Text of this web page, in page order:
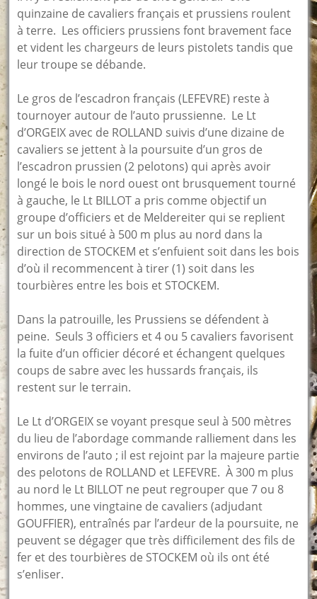
quinzaine de cavaliers français et prussiens roulent
à terre. Les officiers prussiens font bravement face
et vident les chargeurs de leurs pistolets tandis que
leur troupe se débande.
Le gros de l’escadron français (LEFEVRE) reste à
tournoyer autour de l’auto prussienne. Le Lt
d’ORGEIX avec de ROLLAND suivis d’une dizaine de
cavaliers se jettent à la poursuite d’un gros de
l’escadron prussien (2 pelotons) qui après avoir
longé le bois le nord ouest ont brusquement tourné
à gauche, le Lt BILLOT a pris comme objectif un
groupe d’officiers et de Meldereiter qui se replient
sur un bois situé à 500 m plus au nord dans la
direction de STOCKEM et s’enfuient soit dans les bois
d’où il recommencent à tirer (1) soit dans les
tourbières entre les bois et STOCKEM.
Dans la patrouille, les Prussiens se défendent à
peine. Seuls 3 officiers et 4 ou 5 cavaliers favorisent
la fuite d’un officier décoré et échangent quelques
coups de sabre avec les hussards français, ils
restent sur le terrain.
Le Lt d’ORGEIX se voyant presque seul à 500 mètres
du lieu de l’abordage commande ralliement dans les
environs de l’auto ; il est rejoint par la majeure partie
des pelotons de ROLLAND et LEFEVRE. À 300 m plus
au nord le Lt BILLOT ne peut regrouper que 7 ou 8
hommes, une vingtaine de cavaliers (adjudant
GOUFFIER), entraînés par l’ardeur de la poursuite, ne
peuvent se dégager que très difficilement des fils de
fer et des tourbières de STOCKEM où ils ont été
s’enliser.